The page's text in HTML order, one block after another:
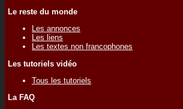
Le reste du monde
Les annonces
Les liens
Les textes non francophones
Les tutoriels vidéo
Tous les tutoriels
La FAQ